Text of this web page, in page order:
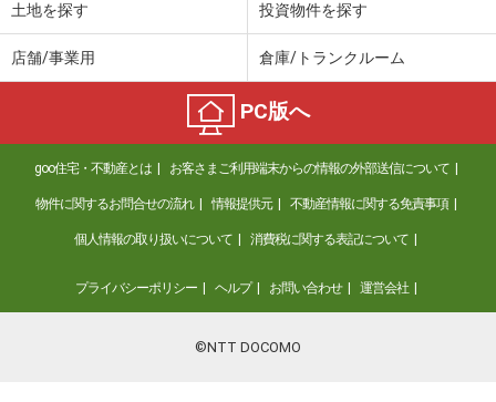
土地を探す 投資物件を探す
店舗/事業用 倉庫/トランクルーム
PC版へ
goo住宅・不動産とは お客さまご利用端末からの情報の外部送信について
物件に関するお問合せの流れ 情報提供元 不動産情報に関する免責事項
個人情報の取り扱いについて 消費税に関する表記について
プライバシーポリシー ヘルプ お問い合わせ 運営会社
©NTT DOCOMO